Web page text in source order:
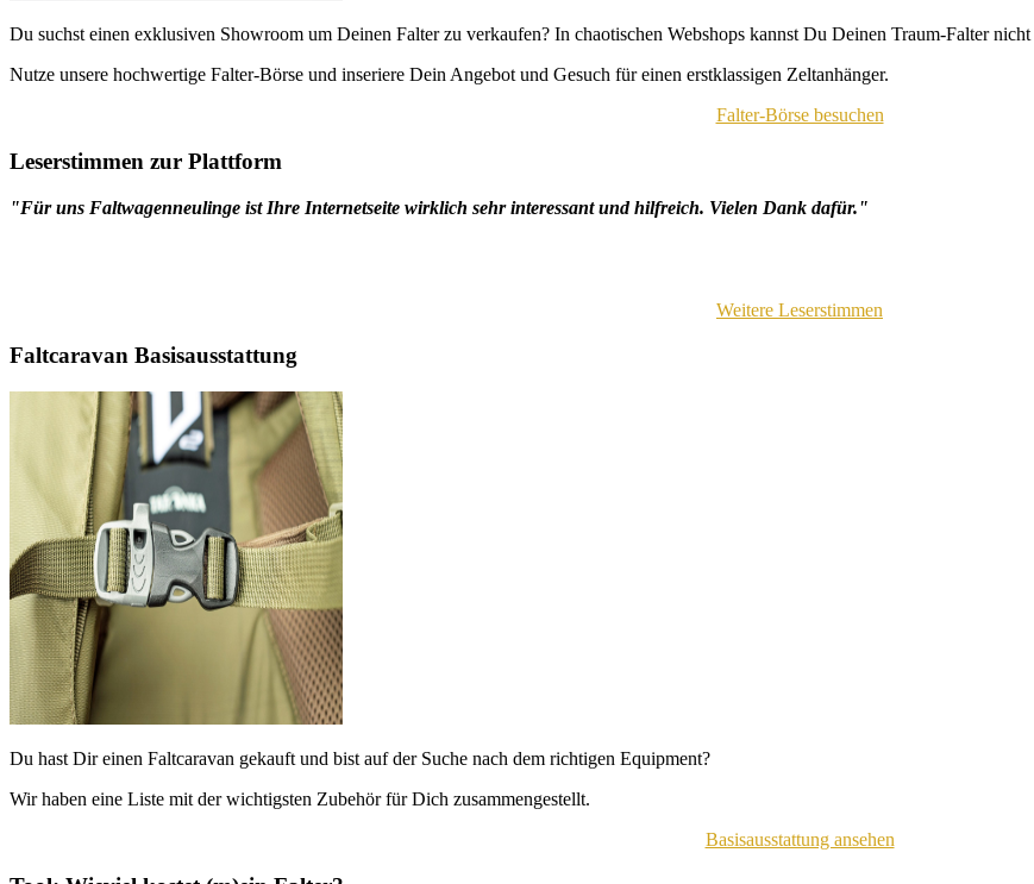
Du suchst einen exklusiven Showroom um Deinen Falter zu verkaufen? In chaotischen Webshops kannst Du Deinen Traum-Falter
Nutze unsere hochwertige Falter-Börse und inseriere Dein Angebot und Gesuch für einen erstklassigen Zeltanhänger.
Falter-Börse besuchen
Leserstimmen zur Plattform
"Für uns Faltwagenneulinge ist Ihre Internetseite wirklich sehr interessant und hilfreich. Vielen Dank dafür."
Weitere Leserstimmen
Faltcaravan Basisausstattung
Du hast Dir einen Faltcaravan gekauft und bist auf der Suche nach dem richtigen Equipment?
Wir haben eine Liste mit der wichtigsten Zubehör für Dich zusammengestellt.
Basisausstattung ansehen